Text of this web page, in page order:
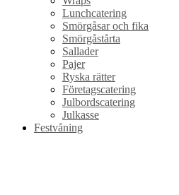
Lunchcatering
Smörgåsar och fika
Smörgåstårta
Sallader
Pajer
Ryska rätter
Företagscatering
Julbordscatering
Julkasse
Festvåning